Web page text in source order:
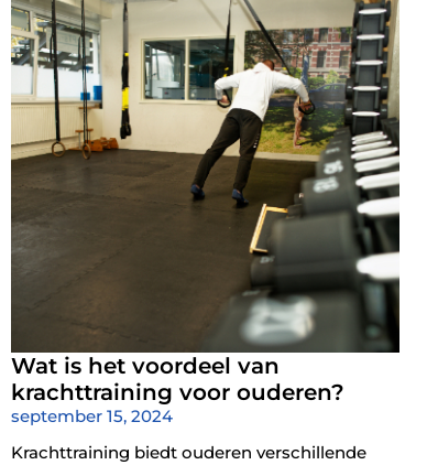
Wat is het voordeel van
krachttraining voor ouderen?
september 15, 2024
Krachttraining biedt ouderen verschillende